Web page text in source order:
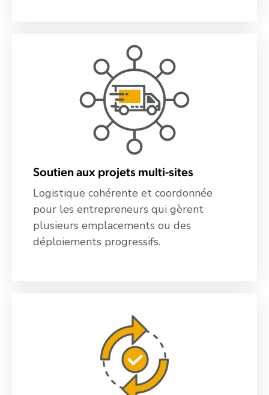
Soutien aux projets multi-sites
Logistique cohérente et coordonnée
pour les entrepreneurs qui gèrent
plusieurs emplacements ou des
déploiements progressifs.